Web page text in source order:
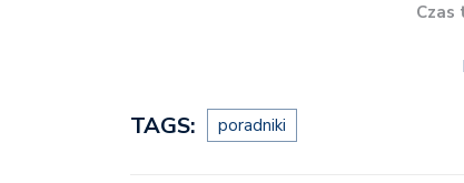
Czas
TAGS: poradniki